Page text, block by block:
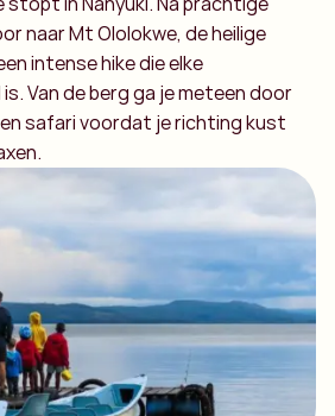
naar Mt Ololokwe, de heilige
intense hike die elke
Van de berg ga je meteen door
safari voordat je richting kust